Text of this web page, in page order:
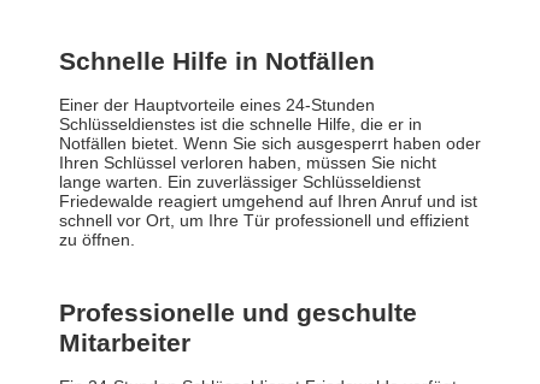
Schnelle Hilfe in Notfällen
Einer der Hauptvorteile eines 24-Stunden
Schlüsseldienstes ist die schnelle Hilfe, die er in
Notfällen bietet. Wenn Sie sich ausgesperrt haben oder
Ihren Schlüssel verloren haben, müssen Sie nicht
lange warten. Ein zuverlässiger Schlüsseldienst
Friedewalde reagiert umgehend auf Ihren Anruf und ist
schnell vor Ort, um Ihre Tür professionell und effizient
zu öffnen.
Professionelle und geschulte
Mitarbeiter